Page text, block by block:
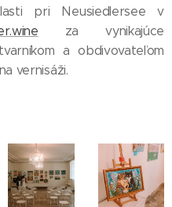
pri Neusiedlersee v
za vynikajúce
a obdivovateľom
vernisáži.